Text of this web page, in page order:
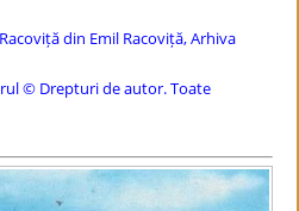
din Emil Racoviță, Arhiva
© Drepturi de autor. Toate